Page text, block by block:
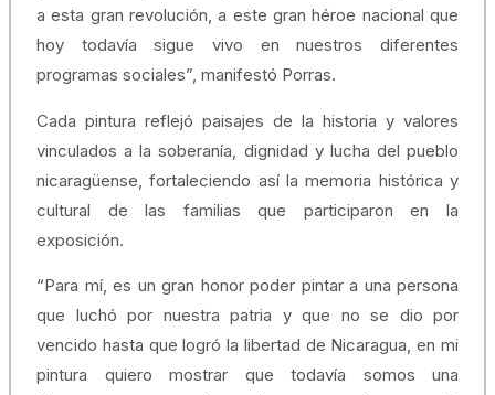
a esta gran revolución, a este gran héroe nacional que
hoy todavía sigue vivo en nuestros diferentes
programas sociales”, manifestó Porras.
Cada pintura reflejó paisajes de la historia y valores
vinculados a la soberanía, dignidad y lucha del pueblo
nicaragüense, fortaleciendo así la memoria histórica y
cultural de las familias que participaron en la
exposición.
“Para mí, es un gran honor poder pintar a una persona
que luchó por nuestra patria y que no se dio por
vencido hasta que logró la libertad de Nicaragua, en mi
pintura quiero mostrar que todavía somos una